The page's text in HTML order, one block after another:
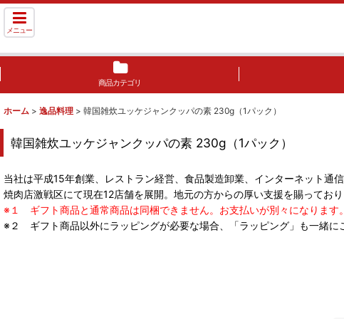
メニュー
商品カテゴリ
ホーム > 逸品料理 > 韓国雑炊ユッケジャンクッパの素 230g（1パック）
韓国雑炊ユッケジャンクッパの素 230g（1パック）
当社は平成15年創業、レストラン経営、食品製造卸業、インターネット通
焼肉店激戦区にて現在12店舗を展開。地元の方からの厚い支援を賜っており
※１ ギフト商品と通常商品は同梱できません。お支払いが別々になります。
※２ ギフト商品以外にラッピングが必要な場合、「ラッピング」も一緒に